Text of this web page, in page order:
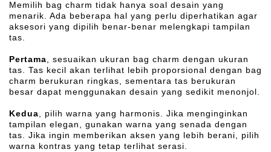
Memilih bag charm tidak hanya soal desain yang
menarik. Ada beberapa hal yang perlu diperhatikan agar
aksesori yang dipilih benar-benar melengkapi tampilan
tas.
Pertama , sesuaikan ukuran bag charm dengan ukuran
tas. Tas kecil akan terlihat lebih proporsional dengan bag
charm berukuran ringkas, sementara tas berukuran
besar dapat menggunakan desain yang sedikit menonjol.
Kedua , pilih warna yang harmonis. Jika menginginkan
tampilan elegan, gunakan warna yang senada dengan
tas. Jika ingin memberikan aksen yang lebih berani, pilih
warna kontras yang tetap terlihat serasi.